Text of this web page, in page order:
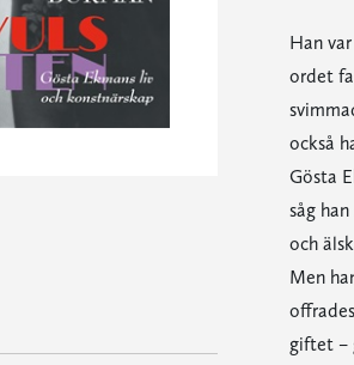
Han
ordet
också
Gösta
såg
och
Men
giftet –